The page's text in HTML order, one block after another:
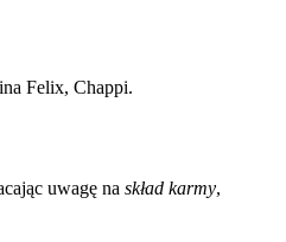
Felix, Chappi.
uwagę na skład karmy,